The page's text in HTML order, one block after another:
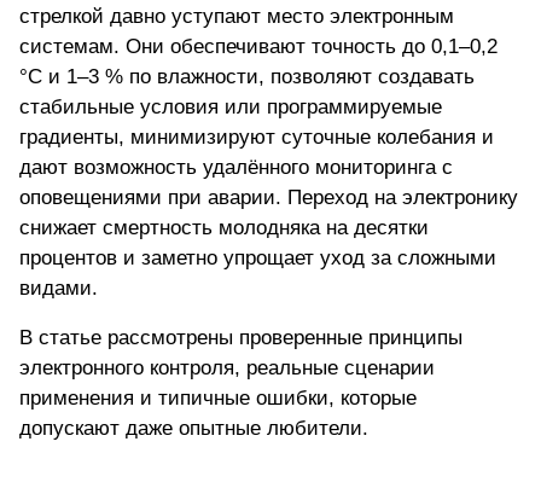
стрелкой давно уступают место электронным
системам. Они обеспечивают точность до 0,1–0,2
°C и 1–3 % по влажности, позволяют создавать
стабильные условия или программируемые
градиенты, минимизируют суточные колебания и
дают возможность удалённого мониторинга с
оповещениями при аварии. Переход на электронику
снижает смертность молодняка на десятки
процентов и заметно упрощает уход за сложными
видами.
В статье рассмотрены проверенные принципы
электронного контроля, реальные сценарии
применения и типичные ошибки, которые
допускают даже опытные любители.